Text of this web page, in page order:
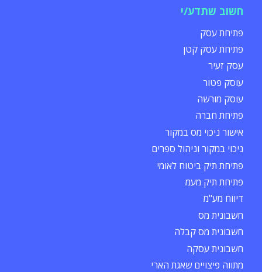
חשוב שתדע/י
פתיחת עסק
פתיחת עסק קטן
עסק זעיר
עוסק פטור
עוסק מורשה
פתיחת חברה
אישור ניכוי מס במקור
ניכוי במקור וניהול ספרים
פתיחת תיק ביטוח לאומי
פתיחת תיק מעמ
דיווח מע"מ
חשבונית מס
חשבונית מס קבלה
חשבונית עסקה
מתווה פיצויים שאגת הארי